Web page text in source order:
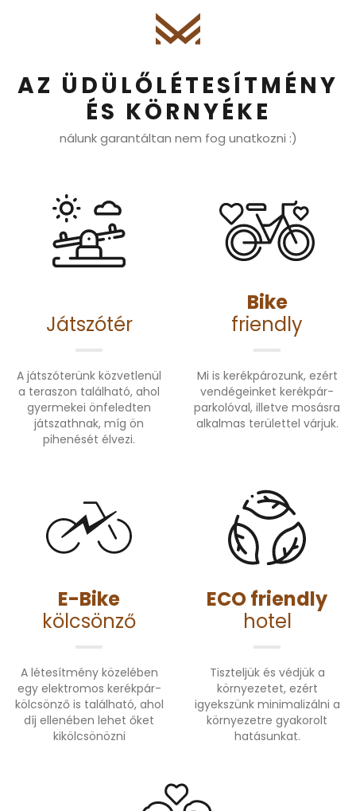
AZ ÜDÜLŐLÉTESÍTMÉNY
ÉS KÖRNYÉKE
nálunk garantáltan nem fog unatkozni :)
Játszótér
A játszóterünk közvetlenül
a teraszon található, ahol
gyermekei önfeledten
játszathnak, míg ön
pihenését élvezi.
Bike
friendly
Mi is kerékpározunk, ezért
vendégeinket kerékpár-
parkolóval, illetve mosásra
alkalmas területtel várjuk.
E-Bike
kölcsönző
A létesítmény közelében
egy elektromos kerékpár-
kölcsönző is található, ahol
díj ellenében lehet őket
kikölcsönözni
ECO friendly
hotel
Tiszteljük és védjük a
környezetet, ezért
igyekszünk minimalizálni a
környezetre gyakorolt
hatásunkat.